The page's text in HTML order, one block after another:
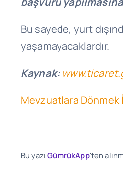
Bu sayede, yurt
yaşamayacaklardır.
Kaynak:
Mevzuatlara Dönmek
Bu yazıGümrükApp'ten